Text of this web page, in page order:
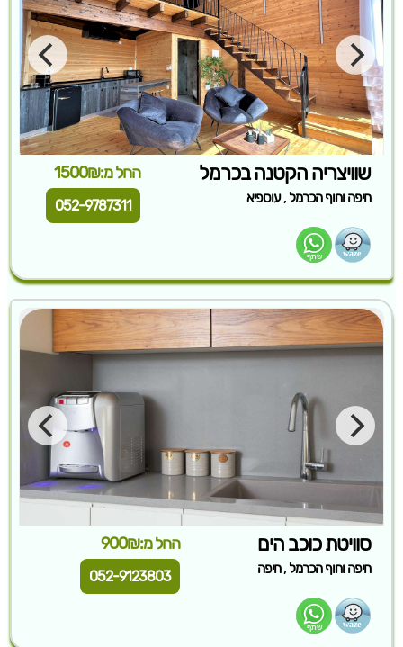
שוויצריה הקטנה בכרמל החל מ:1500₪
חיפה וחוף הכרמל ,עוספיא 052-9787311
סוויטת כוכב הים החל מ:900₪
חיפה וחוף הכרמל ,חיפה 052-9123803